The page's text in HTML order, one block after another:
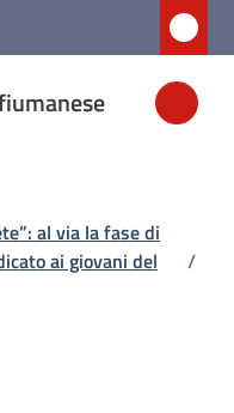
al via la fase di
ai giovani del
/